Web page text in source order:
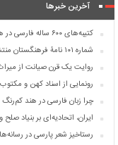
آخرین خبرها
کتیبه‌های ۶۰۰ ساله فارسی در هندوستان
شماره ۱۰۱ نامۀ فرهنگستان منتشر شد
روایت یک قرن صیانت از
رونمایی از اسناد کهن و
چرا زبان فارسی در هند
ایران، اتحادیه‌ای بر بنیاد
رستاخیز شعر پارسی در